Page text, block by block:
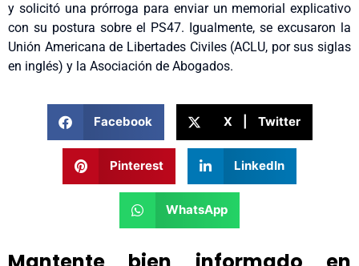
y solicitó una prórroga para enviar un memorial explicativo
con su postura sobre el PS47. Igualmente, se excusaron la
Unión Americana de Libertades Civiles (ACLU, por sus siglas
en inglés) y la Asociación de Abogados.
Facebook X | Twitter
Pinterest LinkedIn
WhatsApp